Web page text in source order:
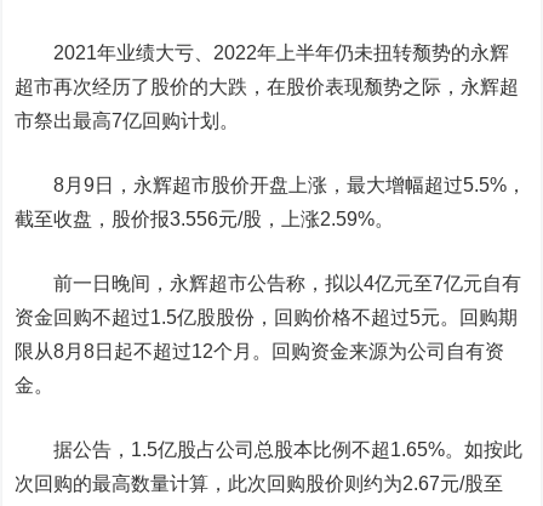
2021年业绩大亏、2022年上半年仍未扭转颓势的永辉
超市再次经历了股价的大跌，在股价表现颓势之际，永辉超
市祭出最高7亿回购计划。
8月9日，永辉超市股价开盘上涨，最大增幅超过5.5%，
截至收盘，股价报3.556元/股，上涨2.59%。
前一日晚间，永辉超市公告称，拟以4亿元至7亿元自有
资金回购不超过1.5亿股股份，回购价格不超过5元。回购期
限从8月8日起不超过12个月。回购资金来源为公司自有资
金。
据公告，1.5亿股占公司总股本比例不超1.65%。如按此
次回购的最高数量计算，此次回购股价则约为2.67元/股至